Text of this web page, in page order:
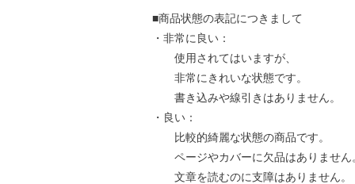
■商品状態の表記につきまして
・非常に良い：
使用されてはいますが、
非常にきれいな状態です。
書き込みや線引きはありません。
・良い：
比較的綺麗な状態の商品です。
ページやカバーに欠品はありません
文章を読むのに支障はありません。